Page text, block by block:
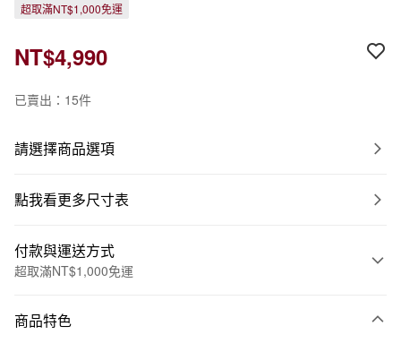
超取滿NT$1,000免運
NT$4,990
已賣出：15件
請選擇商品選項
點我看更多尺寸表
付款與運送方式
超取滿NT$1,000免運
信用卡一次付款
商品特色